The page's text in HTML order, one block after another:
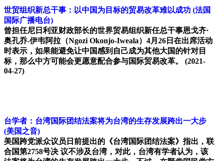
世贸组织新总干事：以中国为目标的贸易改革难以成功 (法国
国际广播电台)
曾担任尼日利亚财政部长的世界贸易组织新任总干事恩戈齐·
奥孔乔-伊韦阿拉（Ngozi Okonjo-Iweala）4月26日在出席活动
时表示，如果能避免让中国感到自己成为其他大国的针对目
标，那么中方可能会更愿意配合参与国际贸易改革。 (2021-
04-27)
台学者：台湾国际团结法案将为台湾的生存发展跨出一大步
(美国之音)
美国跨党派众议员日前提出的《台湾国际团结法案》指出，联
合国第2758号决 议不涉及台湾，对此，台湾有学者认为，该